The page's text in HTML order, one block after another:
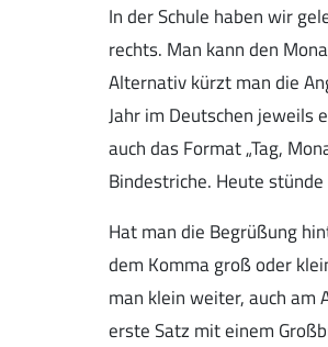
In der Schule haben wir
rechts. Man kann den
Alternativ kürzt man die
Jahr im Deutschen jeweils
auch das Format „Tag,
Bindestriche. Heute
Hat man die Begrüßung
dem Komma groß oder
man klein weiter, auch am
erste Satz mit einem